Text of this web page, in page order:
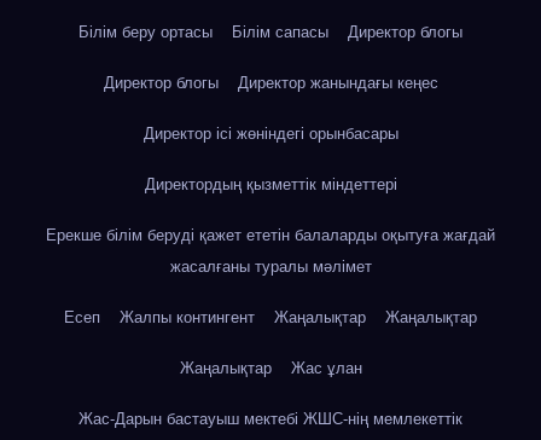
Білім беру ортасы Білім сапасы Директор блогы
Директор блогы Директор жанындағы кеңес
Директор ісі жөніндегі орынбасары
Директордың қызметтік міндеттері
Ерекше білім беруді қажет ететін балаларды оқытуға жағдай
жасалғаны туралы мәлімет
Есеп Жалпы контингент Жаңалықтар Жаңалықтар
Жаңалықтар Жас ұлан
Жас-Дарын бастауыш мектебі ЖШС-нің мемлекеттік